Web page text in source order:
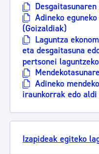
Adineko
(Goizaldiak)
Laguntza
eta desgaitasuna
pertsonei
Adineko
iraunkorrak edo
Izapideak egiteko